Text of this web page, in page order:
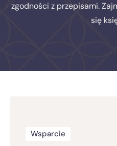
zgodności z przepisami.
się
Wsparcie